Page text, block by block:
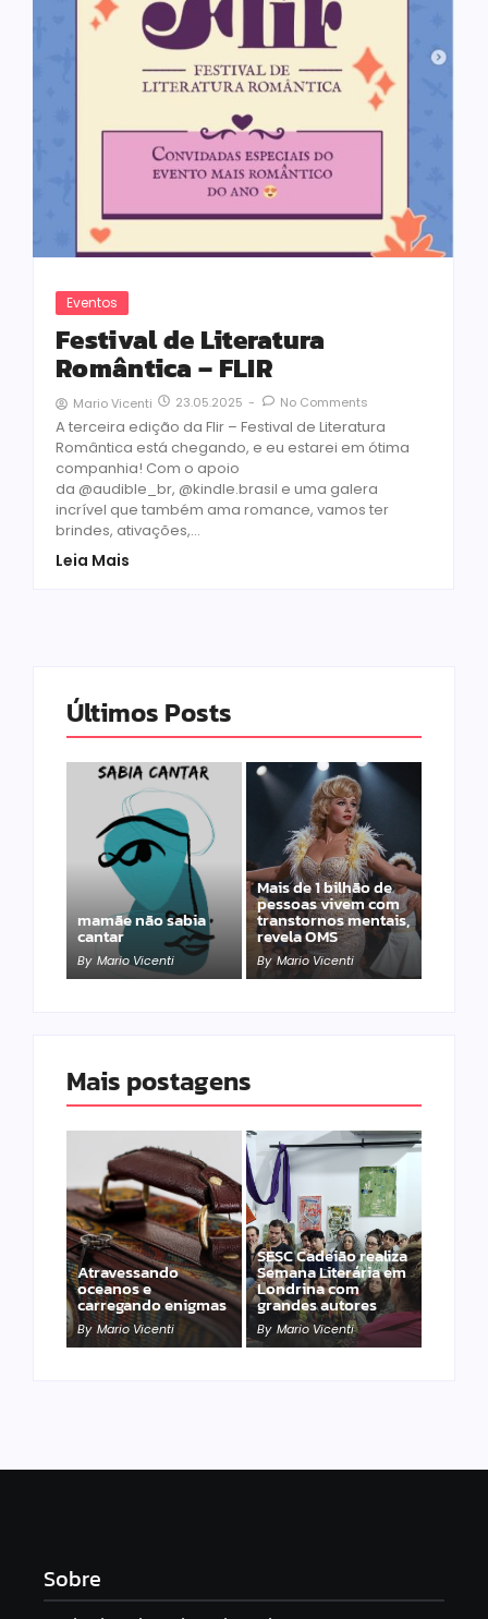
Eventos
Festival de Literatura
Romântica – FLIR
Mario Vicenti 23.05.2025 - No Comments
A terceira edição da Flir – Festival de Literatura
Romântica está chegando, e eu estarei em ótima
companhia! Com o apoio
da @audible_br, @kindle.brasil e uma galera
incrível que também ama romance, vamos ter
brindes, ativações,...
Leia Mais
Últimos Posts
mamãe não sabia
cantar
By Mario Vicenti
Mais de 1 bilhão de
pessoas vivem com
transtornos mentais,
revela OMS
By Mario Vicenti
Mais postagens
Atravessando
oceanos e
carregando enigmas
By Mario Vicenti
SESC Cadeião realiza
Semana Literária em
Londrina com
grandes autores
By Mario Vicenti
Sobre